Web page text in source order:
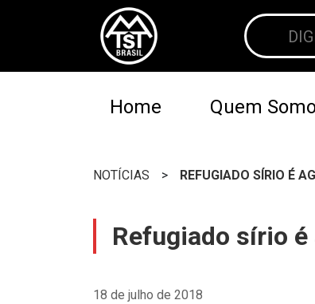
Home Quem
NOTÍCIAS > REFUGIADO SÍRIO É
Refugiado sírio
18 de julho de 2018